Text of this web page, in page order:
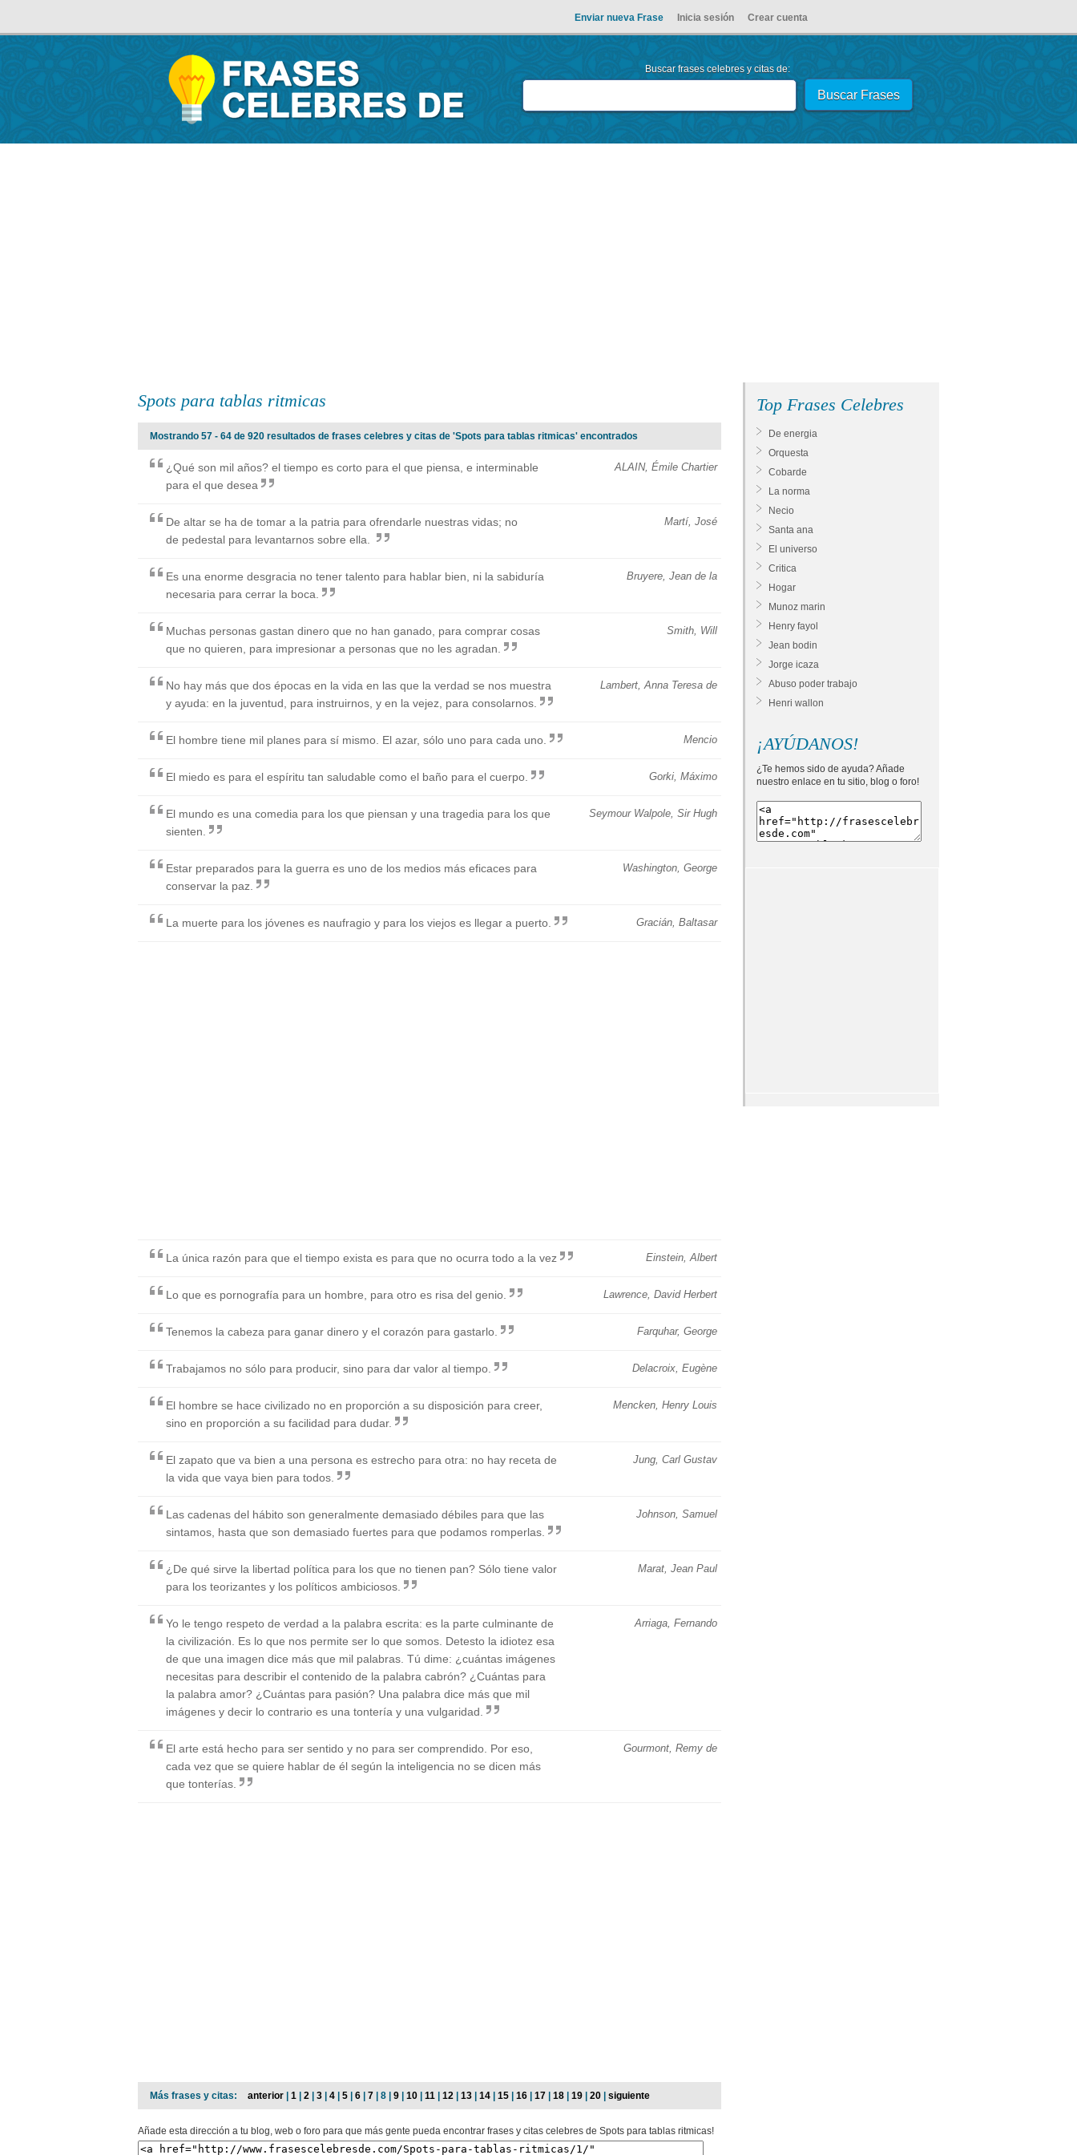
Enviar nueva Frase Inicia sesión Crear cuenta
Buscar frases celebres y citas de:
Spots para tablas ritmicas
Mostrando 57 - 64 de 920 resultados de frases celebres y citas de 'Spots para tablas ritmicas' encontrados
ALAIN, Émile Chartier
¿Qué son mil años? el tiempo es corto para el que piensa, e interminable
para el que desea
Martí, José
De altar se ha de tomar a la patria para ofrendarle nuestras vidas; no
de pedestal para levantarnos sobre ella.
Bruyere, Jean de la
Es una enorme desgracia no tener talento para hablar bien, ni la sabiduría
necesaria para cerrar la boca.
Smith, Will
Muchas personas gastan dinero que no han ganado, para comprar cosas
que no quieren, para impresionar a personas que no les agradan.
Lambert, Anna Teresa de
No hay más que dos épocas en la vida en las que la verdad se nos muestra
y ayuda: en la juventud, para instruirnos, y en la vejez, para consolarnos.
Mencio
El hombre tiene mil planes para sí mismo. El azar, sólo uno para cada uno.
Gorki, Máximo
El miedo es para el espíritu tan saludable como el baño para el cuerpo.
Seymour Walpole, Sir Hugh
El mundo es una comedia para los que piensan y una tragedia para los que
sienten.
Washington, George
Estar preparados para la guerra es uno de los medios más eficaces para
conservar la paz.
Gracián, Baltasar
La muerte para los jóvenes es naufragio y para los viejos es llegar a puerto.
Einstein, Albert
La única razón para que el tiempo exista es para que no ocurra todo a la vez
Lawrence, David Herbert
Lo que es pornografía para un hombre, para otro es risa del genio.
Farquhar, George
Tenemos la cabeza para ganar dinero y el corazón para gastarlo.
Delacroix, Eugène
Trabajamos no sólo para producir, sino para dar valor al tiempo.
Mencken, Henry Louis
El hombre se hace civilizado no en proporción a su disposición para creer,
sino en proporción a su facilidad para dudar.
Jung, Carl Gustav
El zapato que va bien a una persona es estrecho para otra: no hay receta de
la vida que vaya bien para todos.
Johnson, Samuel
Las cadenas del hábito son generalmente demasiado débiles para que las
sintamos, hasta que son demasiado fuertes para que podamos romperlas.
Marat, Jean Paul
¿De qué sirve la libertad política para los que no tienen pan? Sólo tiene valor
para los teorizantes y los políticos ambiciosos.
Arriaga, Fernando
Yo le tengo respeto de verdad a la palabra escrita: es la parte culminante de
la civilización. Es lo que nos permite ser lo que somos. Detesto la idiotez esa
de que una imagen dice más que mil palabras. Tú dime: ¿cuántas imágenes
necesitas para describir el contenido de la palabra cabrón? ¿Cuántas para
la palabra amor? ¿Cuántas para pasión? Una palabra dice más que mil
imágenes y decir lo contrario es una tontería y una vulgaridad.
Gourmont, Remy de
El arte está hecho para ser sentido y no para ser comprendido. Por eso,
cada vez que se quiere hablar de él según la inteligencia no se dicen más
que tonterías.
Más frases y citas: anterior 1 2 3 4 5 6 7 | 8 | 9 10 11 12 13 14 15 16 17 18 19 20 siguiente
Añade esta dirección a tu blog, web o foro para que más gente pueda encontrar frases y citas celebres de Spots para tablas ritmicas!
Top Frases Celebres
De energia
Orquesta
Cobarde
La norma
Necio
Santa ana
El universo
Critica
Hogar
Munoz marin
Henry fayol
Jean bodin
Jorge icaza
Abuso poder trabajo
Henri wallon
¡AYÚDANOS!
¿Te hemos sido de ayuda? Añade
nuestro enlace en tu sitio, blog o foro!